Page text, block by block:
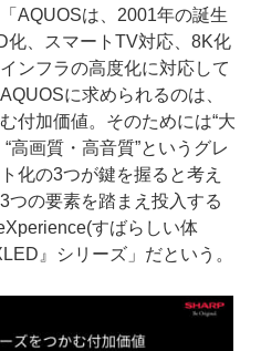
AQUOSは、2001年の誕生
化、スマートTV対応、8K化
ンフラの高度化に対応して
に求められるのは、
付加価値。そのためには“大
高画質・高音質”というグレ
化の3つが鍵を握ると考え
つの要素を踏まえ投入する
すばらしい体
』シリーズ」だという。